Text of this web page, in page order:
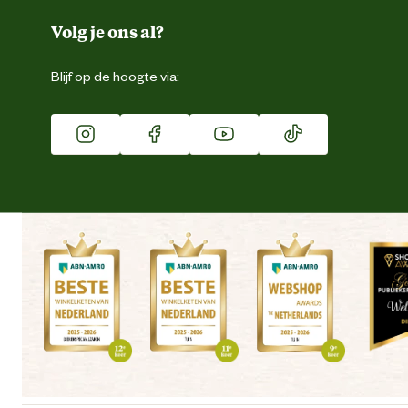
Duurzaamheid
Franchise
Vacatures
Winkels
Volg je ons al?
Blijf op de hoogte via: